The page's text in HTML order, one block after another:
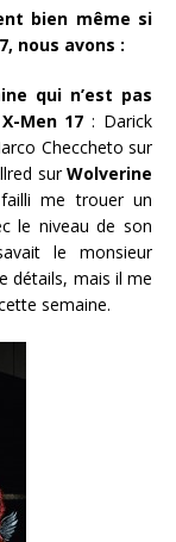
bien même si
nous avons :
qui n’est pas
Men 17 : Darick
Checcheto sur
surWolverine
me trouer un
le niveau de son
le monsieur
détails, mais il me
semaine.